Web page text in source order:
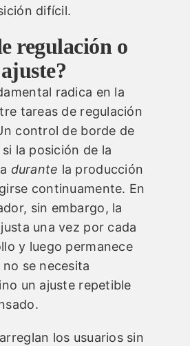
difícil.
regulación o
radica en la
tareas de regulación
control de borde de
la posición de la
durante la producción
continuamente. En
sin embargo, la
una vez por cada
y luego permanece
se necesita
un ajuste repetible
los usuarios sin